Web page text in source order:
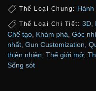
Thể Loại Chung: Hành
Thể Loại Chi Tiết: 3D,
Chế tạo Khám phá Góc
nhất Gun Customization
thiên nhiên Thế giới mở
Sống sót